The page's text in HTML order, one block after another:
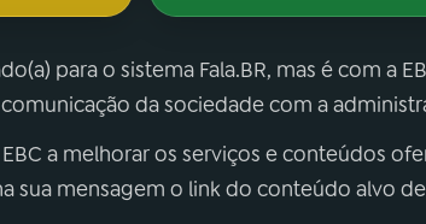
para o sistema Fala.BR, mas é com a
da sociedade com a
a melhorar os serviços e conteúdos
sua mensagem o link do conteúdo alvo